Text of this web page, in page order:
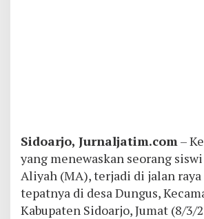
Sidoarjo, Jurnaljatim.com–
yang menewaskan seorang
Aliyah (MA), terjadi di jalan raya
tepatnya di desa Dungus,
Kabupaten Sidoarjo, Jumat (8/3/